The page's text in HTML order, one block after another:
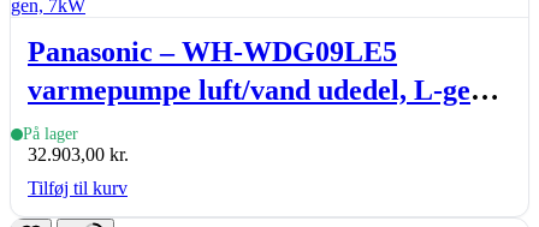
Panasonic – WH-WDG09LE5
varmepumpe luft/vand udedel, L-gen,
7kW
På lager
32.903,00 kr.
Tilføj til kurv